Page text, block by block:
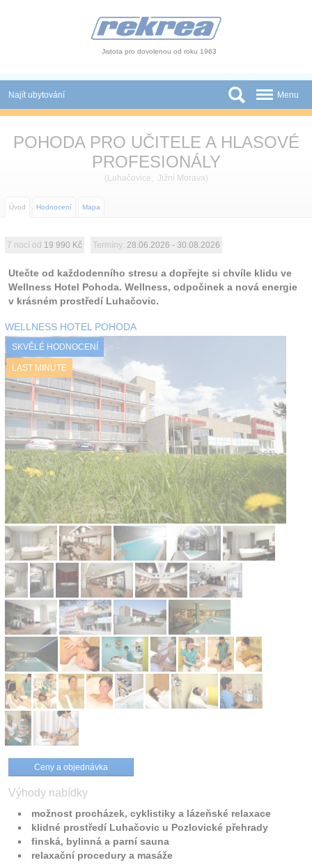
Jistota pro dovolenou od roku 1963
Najít ubytování
Novinky
Atrakce
O nás
Kontakt
Menu
POHODA PRO UČITELE A HLASOVÉ
PROFESIONÁLY
( Luhačovice, Jižní Morava)
Úvod Hodnocení Mapa
7 nocí od 19 990 Kč Termíny: 28.06.2026 - 30.08.2026
Utečte od každodenního stresu a dopřejte si chvíle klidu ve
Wellness Hotel Pohoda. Wellness, odpočinek a nová energie
v krásném prostředí Luhačovic.
WELLNESS HOTEL POHODA
SKVĚLÉ HODNOCENÍ
LAST MINUTE
Ceny a objednávka
Výhody nabídky
možnost procházek, cyklistiky a lázeňské relaxace
klidné prostředí Luhačovic u Pozlovické přehrady
finská, bylinná a parní sauna
relaxační procedury a masáže